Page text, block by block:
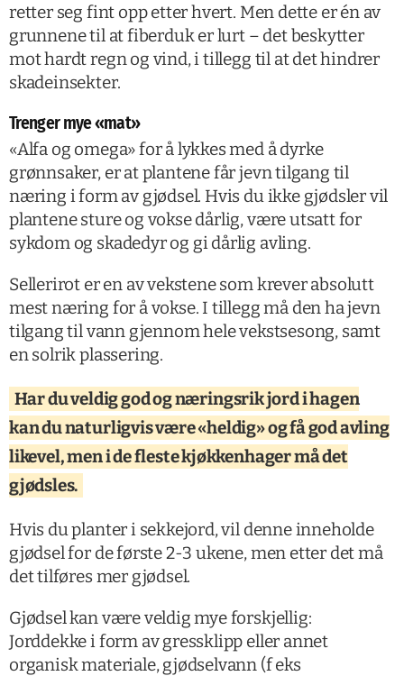
retter seg fint opp etter hvert. Men dette er én av
grunnene til at fiberduk er lurt – det beskytter
mot hardt regn og vind, i tillegg til at det hindrer
skadeinsekter.
Trenger mye «mat»
«Alfa og omega» for å lykkes med å dyrke
grønnsaker, er at plantene får jevn tilgang til
næring i form av gjødsel. Hvis du ikke gjødsler vil
plantene sture og vokse dårlig, være utsatt for
sykdom og skadedyr og gi dårlig avling.
Sellerirot er en av vekstene som krever absolutt
mest næring for å vokse. I tillegg må den ha jevn
tilgang til vann gjennom hele vekstsesong, samt
en solrik plassering.
Har du veldig god og næringsrik jord i hagen
kan du naturligvis være «heldig» og få god avling
likevel, men i de fleste kjøkkenhager må det
gjødsles.
Hvis du planter i sekkejord, vil denne inneholde
gjødsel for de første 2-3 ukene, men etter det må
det tilføres mer gjødsel.
Gjødsel kan være veldig mye forskjellig:
Jorddekke i form av gressklipp eller annet
organisk materiale, gjødselvann (f eks